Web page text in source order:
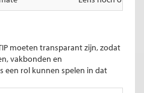
moeten transparant zijn, zodat
vakbonden en
een rol kunnen spelen in dat